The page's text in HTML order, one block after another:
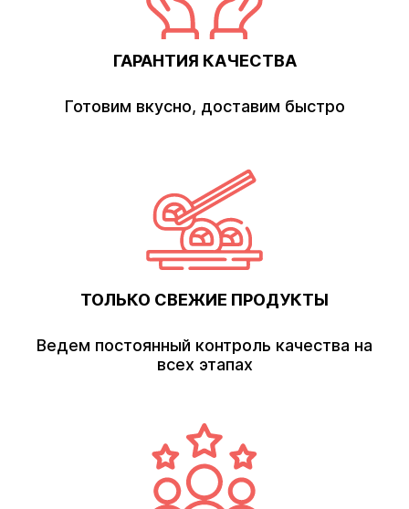
ГАРАНТИЯ КАЧЕСТВА
Готовим вкусно, доставим быстро
ТОЛЬКО СВЕЖИЕ ПРОДУКТЫ
Ведем постоянный контроль качества на
всех этапах